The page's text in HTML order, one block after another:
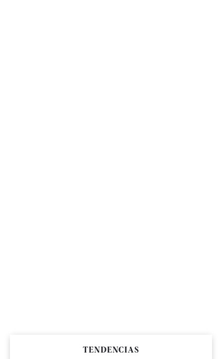
TENDENCIAS